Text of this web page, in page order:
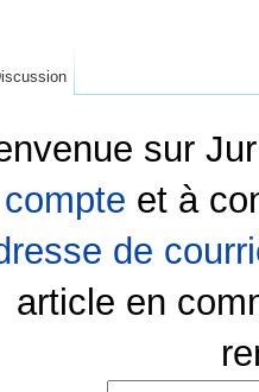
sur
compte et à
de
article en